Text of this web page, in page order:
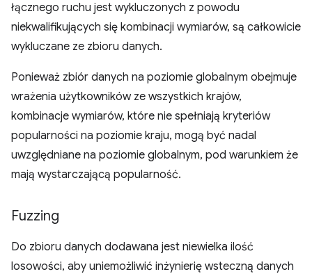
łącznego ruchu jest wykluczonych z powodu
niekwalifikujących się kombinacji wymiarów, są całkowicie
wykluczane ze zbioru danych.
Ponieważ zbiór danych na poziomie globalnym obejmuje
wrażenia użytkowników ze wszystkich krajów,
kombinacje wymiarów, które nie spełniają kryteriów
popularności na poziomie kraju, mogą być nadal
uwzględniane na poziomie globalnym, pod warunkiem że
mają wystarczającą popularność.
Fuzzing
Do zbioru danych dodawana jest niewielka ilość
losowości, aby uniemożliwić inżynierię wsteczną danych